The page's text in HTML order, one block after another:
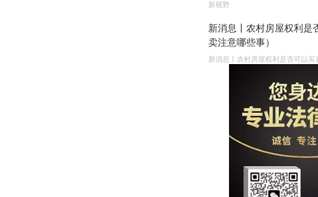
新视野
新消息丨农村房屋权利是
卖注意哪些事）
新消息丨农村房屋权利是否可以买